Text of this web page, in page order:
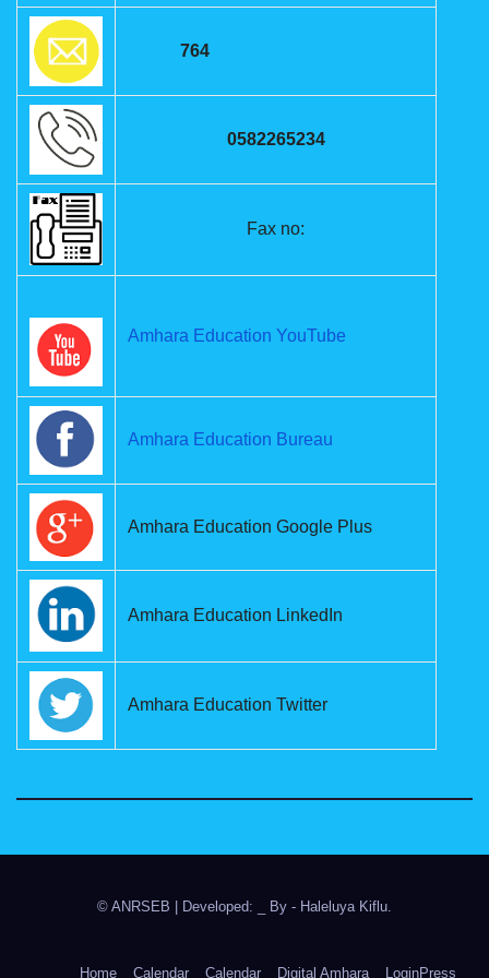
764
0582265234
Fax no:
Amhara Education YouTube
Amhara Education Bureau
Amhara Education Google Plus
Amhara Education LinkedIn
Amhara Education Twitter
© ANRSEB Developed: _ By - Haleluya Kiflu
Home Calendar Calendar Digital Amhara LoginPress